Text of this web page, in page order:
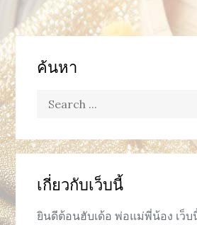
ค้นหา
Search
เกี่ยวกับเว็บนี้
ยินดีต้อนฮับเด้อ พ่อแม่พี่น้อง เว็บ